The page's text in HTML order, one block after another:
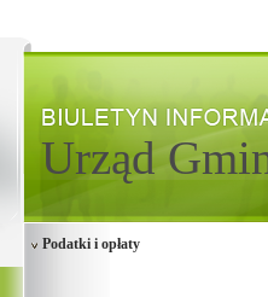
Urząd
Podatki i opłaty